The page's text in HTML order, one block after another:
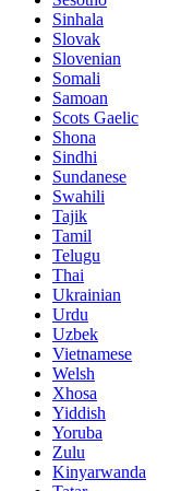
Sinhala
Slovak
Slovenian
Somali
Samoan
Scots Gaelic
Shona
Sindhi
Sundanese
Swahili
Tajik
Tamil
Telugu
Thai
Ukrainian
Urdu
Uzbek
Vietnamese
Welsh
Xhosa
Yiddish
Yoruba
Zulu
Kinyarwanda